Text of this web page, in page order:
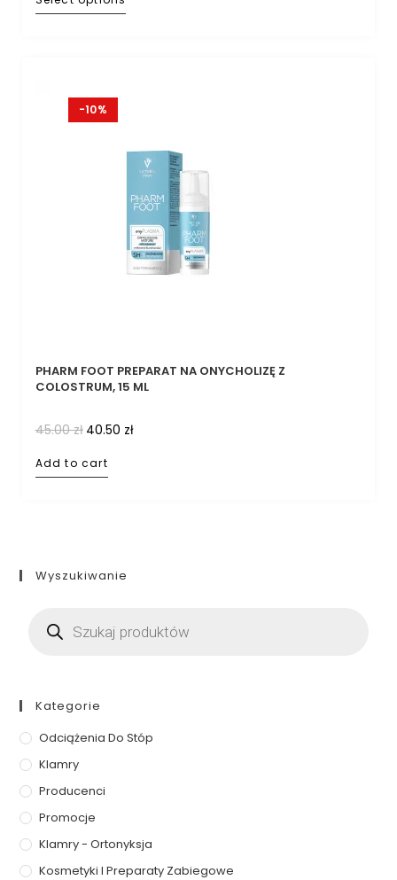
-10%
PHARM FOOT PREPARAT NA ONYCHOLIZĘ Z
COLOSTRUM, 15 ML
45.00zł 40.50 zł
Add to cart
Wyszukiwanie
Kategorie
Odciążenia Do Stóp
Klamry
Producenci
Promocje
Klamry - Ortonyksja
Kosmetyki I Preparaty Zabiegowe